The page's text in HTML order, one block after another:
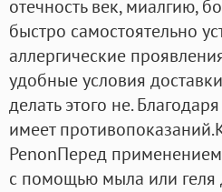
отечность век, миалгию,
быстро самостоятельно
аллергические
удобные условия
делать этого не.
имеет
PenonПеред
с помощью мыла или геля